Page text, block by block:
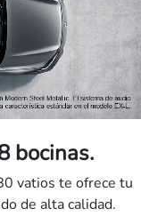
bocinas.
vatios te ofrece tu
de alta calidad.